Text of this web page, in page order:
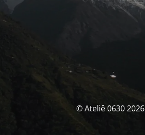
© Ateliê 0630 2026